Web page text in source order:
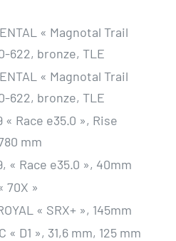
« Magnotal Trail
622, bronze, TLE
« Magnotal Trail
622, bronze, TLE
« Race e35.0 », Rise
mm
« Race e35.0 », 40mm
70X »
« SRX+ », 145mm
« D1 », 31,6 mm, 125 mm